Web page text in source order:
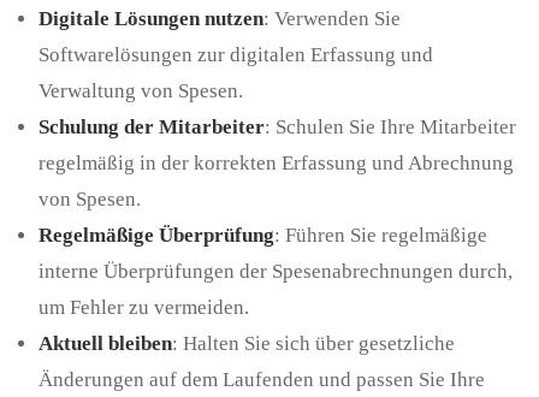
Digitale Lösungen nutzen: Verwenden Sie
Softwarelösungen zur digitalen Erfassung und
Verwaltung von Spesen.
Schulung der Mitarbeiter: Schulen Sie Ihre Mitarbeiter
regelmäßig in der korrekten Erfassung und Abrechnung
von Spesen.
Regelmäßige Überprüfung: Führen Sie regelmäßige
interne Überprüfungen der Spesenabrechnungen durch,
um Fehler zu vermeiden.
Aktuell bleiben: Halten Sie sich über gesetzliche
Änderungen auf dem Laufenden und passen Sie Ihre